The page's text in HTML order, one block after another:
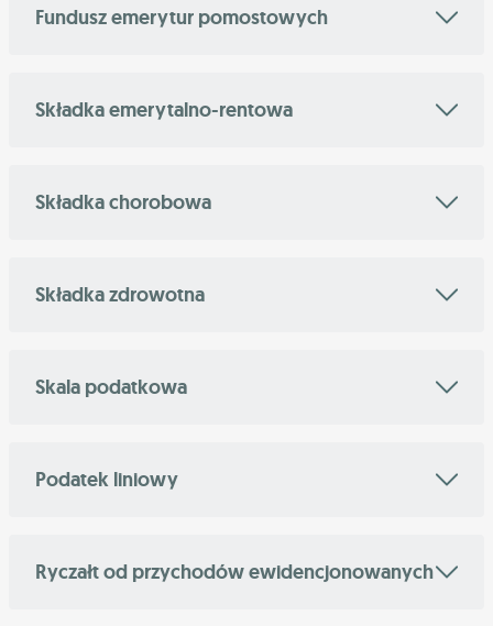
Fundusz emerytur pomostowych
Składka emerytalno-rentowa
Składka chorobowa
Składka zdrowotna
Skala podatkowa
Podatek liniowy
Ryczałt od przychodów ewidencjonowanych